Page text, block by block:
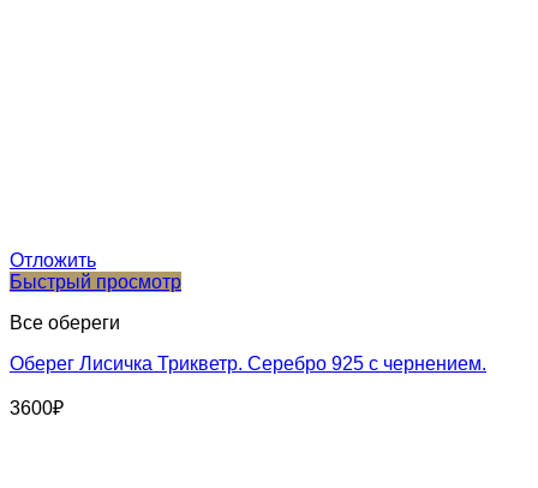
Отложить
Быстрый просмотр
Все обереги
Оберег Лисичка Трикветр. Серебро 925 с чернением.
3600₽